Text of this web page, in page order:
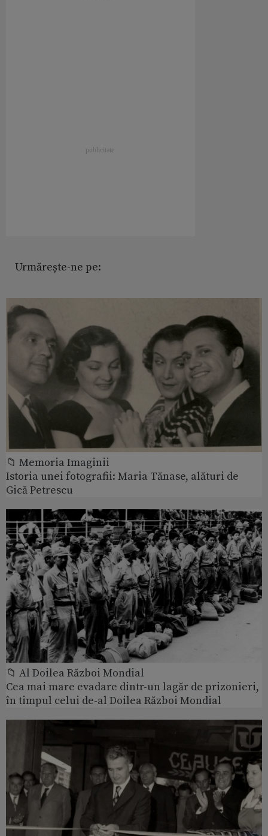
Urmărește-ne pe:
📁 Memoria Imaginii
Istoria unei fotografii: Maria Tănase, alături de
Gică Petrescu
📁 Al Doilea Război Mondial
Cea mai mare evadare dintr-un lagăr de prizonieri,
în timpul celui de-al Doilea Război Mondial